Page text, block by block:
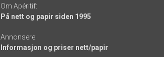
Om Apéritif:
På nett og papir siden 1995
Annonsere:
Informasjon og priser nett/papir